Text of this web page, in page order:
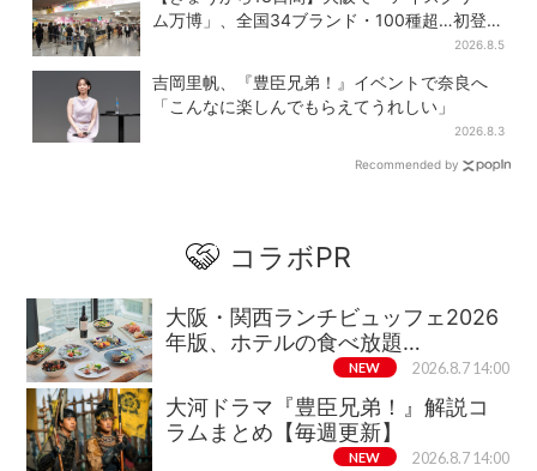
ム万博」、全国34ブランド・100種超…初登場
2026.8.5
吉岡里帆、『豊臣兄弟！』イベントで奈良へ
「こんなに楽しんでもらえてうれしい」
2026.8.3
Recommended by
コラボPR
大阪・関西ランチビュッフェ2026
年版、ホテルの食べ放題…
NEW 2026.8.7 14:00
大河ドラマ『豊臣兄弟！』解説コ
ラムまとめ【毎週更新】
NEW 2026.8.7 14:00